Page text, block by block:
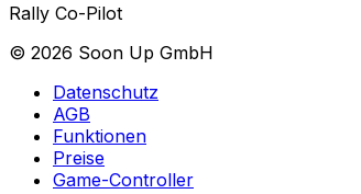
Rally Co-Pilot
© 2026 Soon Up GmbH
Datenschutz
AGB
Funktionen
Preise
Game-Controller